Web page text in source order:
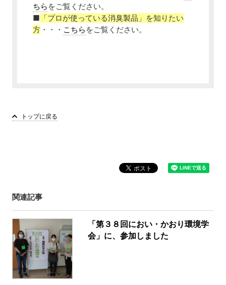
ちら をご覧ください。
■ 「プロが使っている消臭製品」を知りたい
方 ・・・ こちら をご覧ください。
トップに戻る
関連記事
「第３８回におい・かおり環境学
会」に、参加しました